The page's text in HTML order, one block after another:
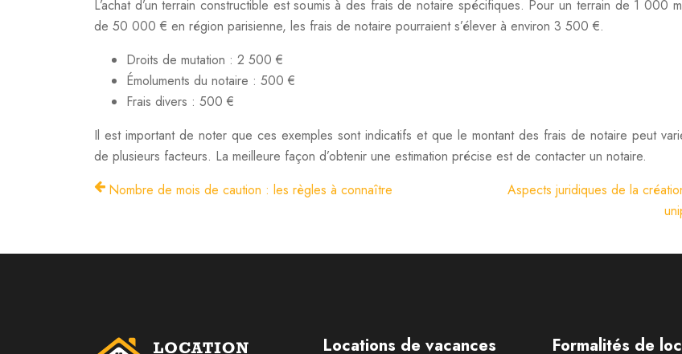
L’achat d’un terrain constructible est soumis à des frais de notaire spécifiques. Pour un terrain de 1 000
de 50 000 € en région parisienne, les frais de notaire pourraient s’élever à environ 3 500 €.
Droits de mutation : 2 500 €
Émoluments du notaire : 500 €
Frais divers : 500 €
Il est important de noter que ces exemples sont indicatifs et que le montant des frais de notaire peut
de plusieurs facteurs. La meilleure façon d’obtenir une estimation précise est de contacter un notaire.
Nombre de mois de caution : les règles à connaître
Aspects juridiques de la
Locations de vacances Formalités de